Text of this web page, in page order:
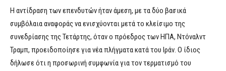
Η αντίδραση των επενδυτών ήταν άμεση, με τα δύο βασικά
συμβόλαια αναφοράς να ενισχύονται μετά το κλείσιμο της
συνεδρίασης της Τετάρτης, όταν ο πρόεδρος των ΗΠΑ, Ντόναλντ
Τραμπ, προειδοποίησε για νέα πλήγματα κατά του Ιράν. Ο ίδιος
δήλωσε ότι η προσωρινή συμφωνία για τον τερματισμό του